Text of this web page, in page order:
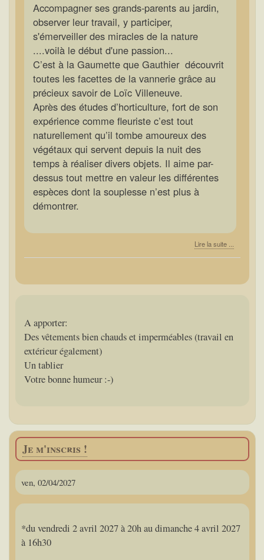
Accompagner ses grands-parents au jardin,
observer leur travail, y participer,
s'émerveiller des miracles de la nature
....voilà le début d'une passion...
C’est à la Gaumette que Gauthier découvrit
toutes les facettes de la vannerie grâce au
précieux savoir de Loïc Villeneuve.
Après des études d’horticulture, fort de son
expérience comme fleuriste c’est tout
naturellement qu’il tombe amoureux des
végétaux qui servent depuis la nuit des
temps à réaliser divers objets. Il aime par-
dessus tout mettre en valeur les différentes
espèces dont la souplesse n’est plus à
démontrer.
Lire la suite ...
A apporter:
Des vêtements bien chauds et imperméables (travail en
extérieur également)
Un tablier
Votre bonne humeur :-)
Je m'inscris !
ven, 02/04/2027
*du vendredi 2 avril 2027 à 20h au dimanche 4 avril 2027
à 16h30